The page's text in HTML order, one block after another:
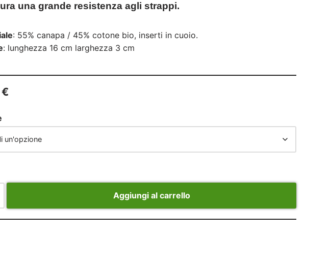
una grande resistenza agli strappi.
: 55% canapa / 45% cotone bio, inserti in cuoio.
: lunghezza 16 cm larghezza 3 cm
€
Aggiungi al carrello